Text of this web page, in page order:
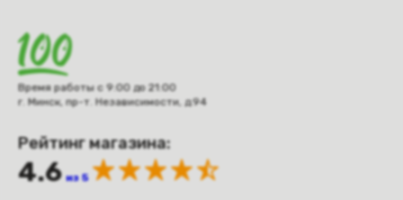
Время работы с 9:00 до 21:00
г. Минск, пр-т. Независимости, д.94
Рейтинг магазина:
4.6 из 5